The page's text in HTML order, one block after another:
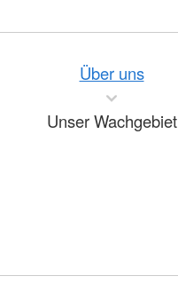
Über uns
Unser Wachgebiet